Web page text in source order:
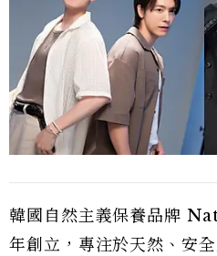
韓國自然主義保養品牌
年創立，專注於天然、安